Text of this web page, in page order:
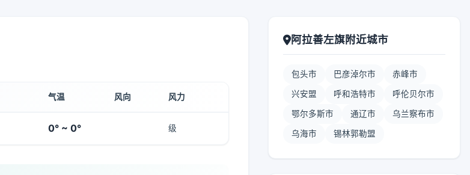
气温 风向 风力
0° ~ 0° 级
阿拉善左旗附近城市
包头市 巴彦淖尔市 赤峰市
兴安盟 呼和浩特市 呼伦贝尔市
鄂尔多斯市 通辽市 乌兰察布市
乌海市 锡林郭勒盟